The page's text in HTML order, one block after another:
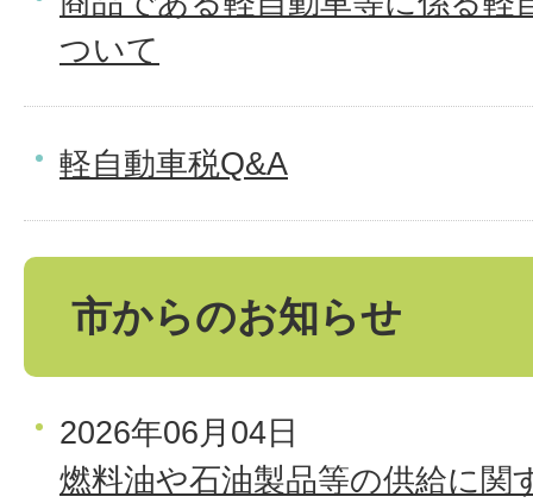
ついて
軽自動車税Q&A
市からのお知らせ
2026年06月04日
燃料油や石油製品等の供給に関